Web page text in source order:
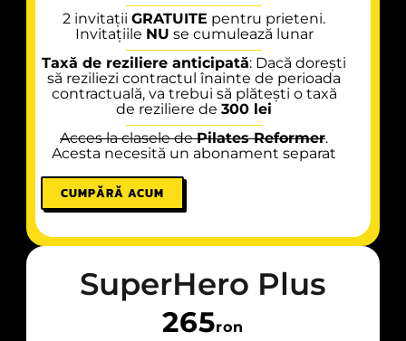
2 invitații GRATUITE pentru prieteni.
Invitațiile NU se cumulează lunar
Taxă de reziliere anticipată: Dacă dorești
să reziliezi contractul înainte de perioada
contractuală, va trebui să plătești o taxă
de reziliere de 300 lei
Acces la clasele dePilates Reformer.
Acesta necesită un abonament separat
CUMPĂRĂ ACUM
SuperHero Plus
265ron